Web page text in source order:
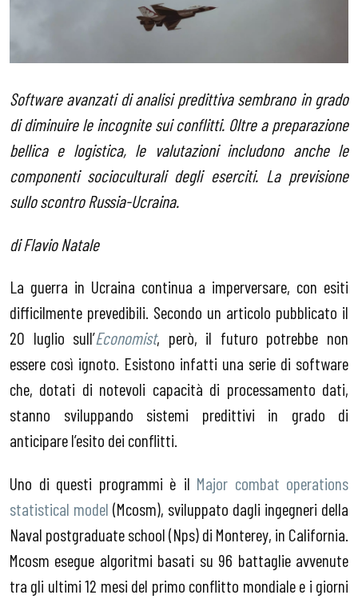
Software avanzati di analisi predittiva sembrano in grado
di diminuire le incognite sui conflitti. Oltre a preparazione
bellica e logistica, le valutazioni includono anche le
componenti socioculturali degli eserciti. La previsione
sullo scontro Russia-Ucraina.
di Flavio Natale
La guerra in Ucraina continua a imperversare, con esiti
difficilmente prevedibili. Secondo un articolo pubblicato il
20 luglio sull’Economist, però, il futuro potrebbe non
essere così ignoto. Esistono infatti una serie di software
che, dotati di notevoli capacità di processamento dati,
stanno sviluppando sistemi predittivi in grado di
anticipare l’esito dei conflitti.
Uno di questi programmi è il Major combat operations
statistical model (Mcosm), sviluppato dagli ingegneri della
Naval postgraduate school (Nps) di Monterey, in California.
Mcosm esegue algoritmi basati su 96 battaglie avvenute
tra gli ultimi 12 mesi del primo conflitto mondiale e i giorni